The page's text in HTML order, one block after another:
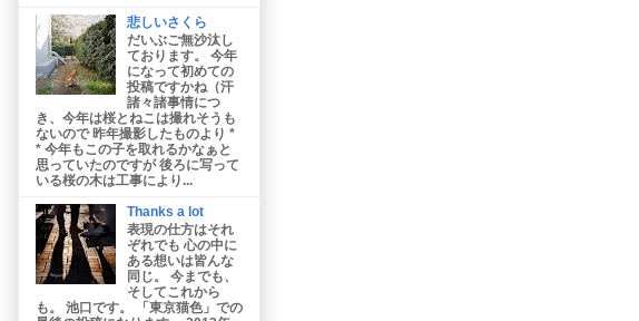
悲しいさくら
だいぶご無沙汰し
ております。 今年
になって初めての
投稿ですかね（汗
諸々諸事情につ
き、今年は桜とねこは撮れそうも
ないので 昨年撮影したものより *
* 今年もこの子を取れるかなぁと
思っていたのですが 後ろに写って
いる桜の木は工事により...
Thanks a lot
表現の仕方はそれ
ぞれでも 心の中に
ある想いは皆んな
同じ。 今までも、
そしてこれから
も。 池口です。 「東京猫色」での